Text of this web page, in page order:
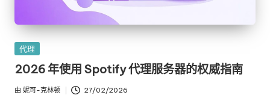
P
ro
x
y
发
在
代理
2026 年使用 Spotify 代理服务器的权威指南
发
由 妮可-克林顿 27/02/2026